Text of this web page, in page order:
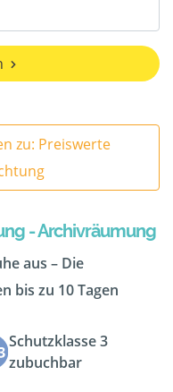
zu: Preiswerte
- Archivräumung
aus – Die
bis zu 10 Tagen
Schutzklasse 3
zubuchbar